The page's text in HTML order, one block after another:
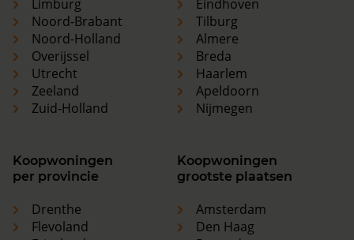
Limburg
Noord-Brabant
Noord-Holland
Overijssel
Utrecht
Zeeland
Zuid-Holland
Eindhoven
Tilburg
Almere
Breda
Haarlem
Apeldoorn
Nijmegen
Koopwoningen
per provincie
Drenthe
Flevoland
Koopwoningen
grootste plaatsen
Amsterdam
Den Haag